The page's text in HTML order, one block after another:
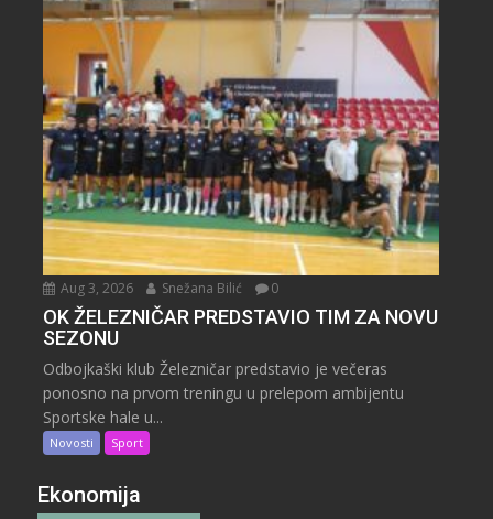
Aug 3, 2026 Snežana Bilić 0
OK ŽELEZNIČAR PREDSTAVIO TIM ZA NOVU
SEZONU
Odbojkaški klub Železničar predstavio je večeras
ponosno na prvom treningu u prelepom ambijentu
Sportske hale u...
Novosti Sport
Ekonomija